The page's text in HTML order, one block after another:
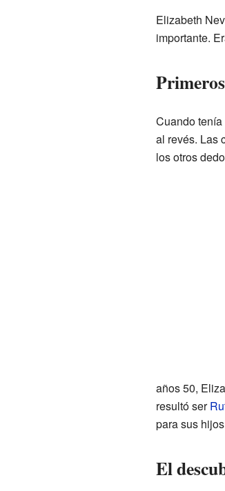
Elizabeth
importante.
Cuando
al revés. Las
los otros
años 50,
resultó ser
para sus
El